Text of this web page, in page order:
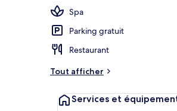
Spa
Parking gratuit
Restaurant
Tout afficher
Services et